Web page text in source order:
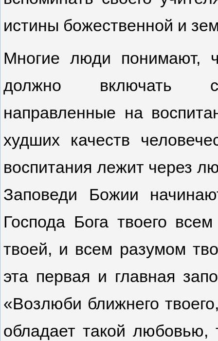
истины божественной и
Многие люди понимают,
должно включать
направленные на
худших качеств
воспитания лежит через
Заповеди Божии
Господа Бога твоего
твоей, и всем разумом
эта первая и главная
«Возлюби ближнего
обладает такой